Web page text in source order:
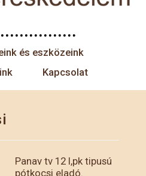
és eszközeink
Kapcsolat
Panav tv 12 l,pk tipusú
pótkocsi eladó.